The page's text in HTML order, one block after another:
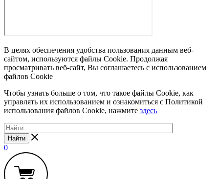
В целях обеспечения удобства пользования данным веб-
сайтом, используются файлы Cookie. Продолжая
просматривать веб-сайт, Вы соглашаетесь с использованием
файлов Cookie
Чтобы узнать больше о том, что такое файлы Cookie, как
управлять их использованием и ознакомиться с Политикой
использования файлов Cookie, нажмите здесь
Найти
0